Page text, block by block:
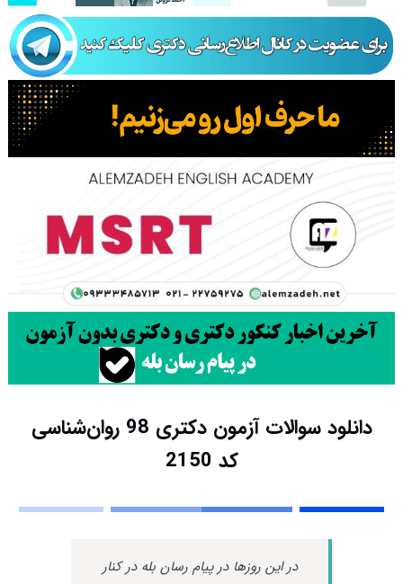
دانلود سوالات آزمون دکتری 98 روان‌شناسی
کد 2150
در این روزها در پیام رسان بله در کنار